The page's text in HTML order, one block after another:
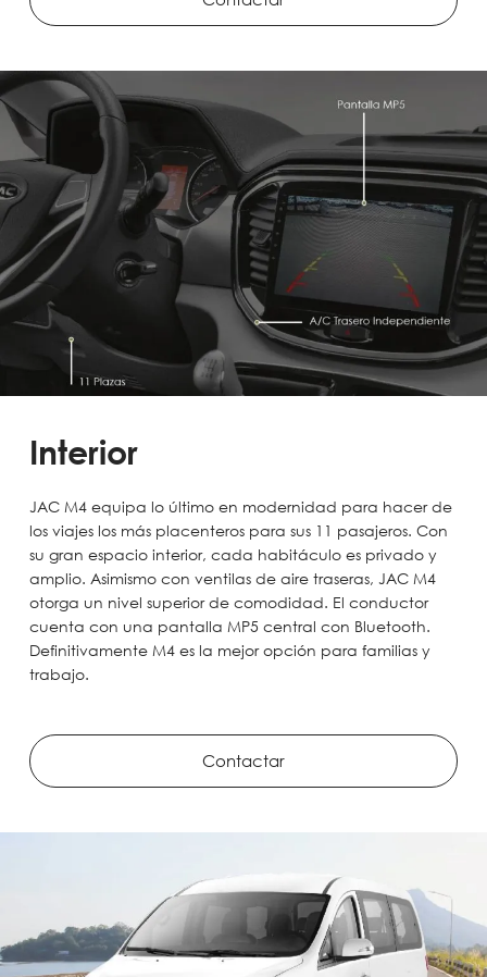
Interior
JAC M4 equipa lo último en modernidad para hacer de
los viajes los más placenteros para sus 11 pasajeros. Con
su gran espacio interior, cada habitáculo es privado y
amplio. Asimismo con ventilas de aire traseras, JAC M4
otorga un nivel superior de comodidad. El conductor
cuenta con una pantalla MP5 central con Bluetooth.
Definitivamente M4 es la mejor opción para familias y
trabajo.
Contactar